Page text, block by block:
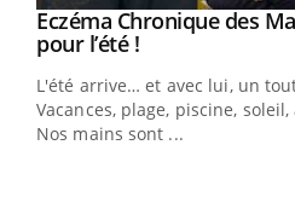
Youtube
Eczéma Chronique des
pour l’été !Youtube
L'été arrive… et avec lui, un
Vacances, plage, piscine,
Nos mains sont ...